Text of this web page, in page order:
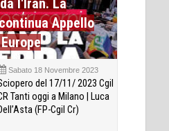
l'Iran. La
Appello
Sabato 18 Novembre 2023
del 17/11/ 2023 Cgil
Tanti oggi a Milano | Luca
(FP-Cgil Cr)